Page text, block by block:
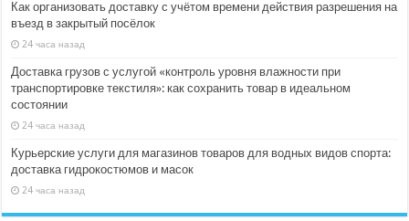
Как организовать доставку с учётом времени действия разрешения на
въезд в закрытый посёлок
24 часа назад
Доставка грузов с услугой «контроль уровня влажности при
транспортировке текстиля»: как сохранить товар в идеальном
состоянии
24 часа назад
Курьерские услуги для магазинов товаров для водных видов спорта:
доставка гидрокостюмов и масок
24 часа назад